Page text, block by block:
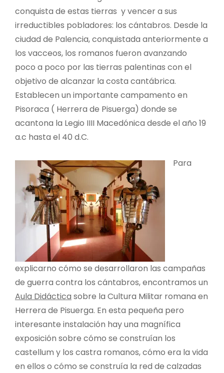
conquista de estas tierras y vencer a sus
irreductibles pobladores: los cántabros. Desde la
ciudad de Palencia, conquistada anteriormente a
los vacceos, los romanos fueron avanzando
poco a poco por las tierras palentinas con el
objetivo de alcanzar la costa cantábrica.
Establecen un importante campamento en
Pisoraca ( Herrera de Pisuerga) donde se
acantona la Legio IIII Macedónica desde el año 19
a.c hasta el 40 d.C.
Para
explicarno cómo se desarrollaron las campañas
de guerra contra los cántabros, encontramos un
Aula Didáctica sobre la Cultura Militar romana en
Herrera de Pisuerga. En esta pequeña pero
interesante instalación hay una magnífica
exposición sobre cómo se construían los
castellum y los castra romanos, cómo era la vida
en ellos o cómo se construía la red de calzadas